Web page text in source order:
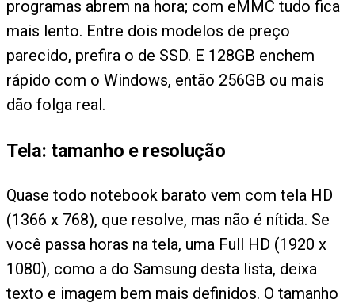
programas abrem na hora; com eMMC tudo fica
mais lento. Entre dois modelos de preço
parecido, prefira o de SSD. E 128GB enchem
rápido com o Windows, então 256GB ou mais
dão folga real.
Tela: tamanho e resolução
Quase todo notebook barato vem com tela HD
(1366 x 768), que resolve, mas não é nítida. Se
você passa horas na tela, uma Full HD (1920 x
1080), como a do Samsung desta lista, deixa
texto e imagem bem mais definidos. O tamanho